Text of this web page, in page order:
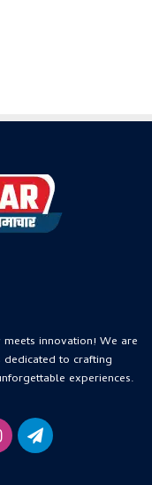
innovation! We are
dedicated to crafting
experiences.
InstagramTelegram